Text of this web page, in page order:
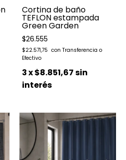
Cortina de baño
TEFLON estampada
Green Garden
$26.555
$22.571,75
3x$8.851,67sin
interés